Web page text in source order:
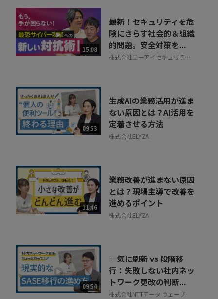
15:08
最新！セキュリティを危
険にさらす社会的＆組織
的問題。安全対策を...
株式会社エーアイセキュリティ
09:53
生成AIの業務活用が進ま
ない原因とは？AI活用を
定着させる方法
株式会社ELYZA
11:46
業務改善が進まない原因
とは？現場主導で改善を
進めるポイント
株式会社ELYZA
09:54
一気に刷新 vs 段階移
行：失敗しない社内ネッ
トワーク更改の判断...
株式会社NTTデータ ウェーブ